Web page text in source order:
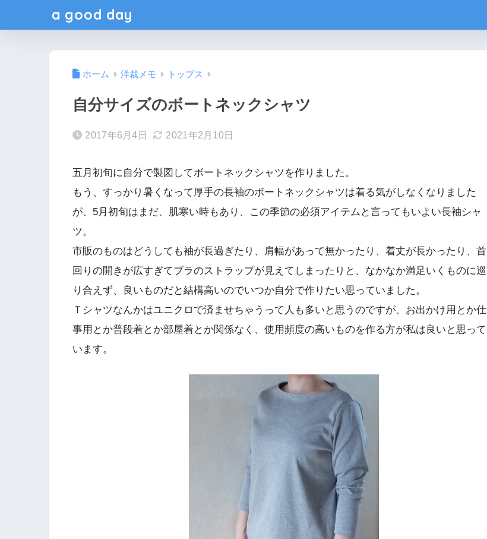
a good day
ホーム 洋裁メモ トップス
自分サイズのボートネックシャツ
2017年6月4日 2021年2月10日
五月初旬に自分で製図してボートネックシャツを作りました。
もう、すっかり暑くなって厚手の長袖のボートネックシャツは着る気がしなくなりました
が、5月初旬はまだ、肌寒い時もあり、この季節の必須アイテムと言ってもいよい長袖シャ
ツ。
市販のものはどうしても袖が長過ぎたり、肩幅があって無かったり、着丈が長かったり、首
回りの開きが広すぎてブラのストラップが見えてしまったりと、なかなか満足いくものに巡
り合えず、良いものだと結構高いのでいつか自分で作りたい思っていました。
Ｔシャツなんかはユニクロで済ませちゃうって人も多いと思うのですが、お出かけ用とか仕
事用とか普段着とか部屋着とか関係なく、使用頻度の高いものを作る方が私は良いと思って
います。